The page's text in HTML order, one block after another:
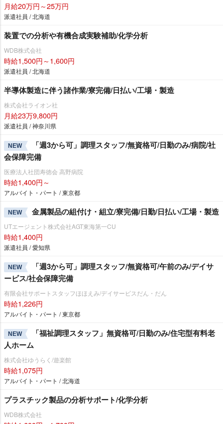
月給20万円～25万円
派遣社員 / 北海道
装置での分析や有機合成実験補助/化学分析
WDB株式会社
時給1,500円～1,600円
派遣社員 / 北海道
半導体製造に伴う諸作業/寮完備/日払い/工場・製造
株式会社ライオン社
月給23万9,800円
派遣社員 / 神奈川県
NEW
「週3から可」調理スタッフ/無資格可/日勤のみ/病院/社
会保障完備
医療法人社団寿徳会 高野病院
時給1,400円～
アルバイト・パート / 東京都
NEW 金属製品の組付け・組立/寮完備/日勤/日払い/工場・製造
UTエージェント株式会社AGT東海第一CU
時給1,400円
派遣社員 / 愛知県
NEW
「週3から可」調理スタッフ/無資格可/午前のみ/デイサ
ービス/社会保障完備
有限会社サポートスタッフほほえみ/デイサービスだん・だん
時給1,226円
アルバイト・パート / 東京都
NEW
「福祉調理スタッフ」無資格可/日勤のみ/住宅型有料老
人ホーム
株式会社ゆうらく/遊楽館
時給1,075円
アルバイト・パート / 北海道
プラスチック製品の分析サポート/化学分析
WDB株式会社